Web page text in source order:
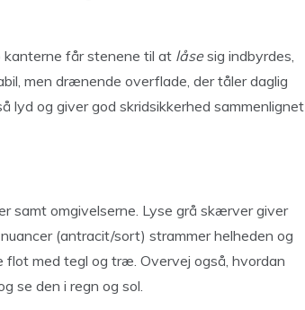
får stenene til at låsesig indbyrdes,
men drænende overflade, der tåler daglig
lyd og giver god skridsikkerhed sammenlignet
samt omgivelserne. Lyse grå skærver giver
(antracit/sort) strammer helheden og
flot med tegl og træ. Overvej også, hvordan
se den i regn og sol.